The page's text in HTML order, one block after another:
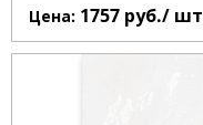
Цена: 1757 руб./ шт